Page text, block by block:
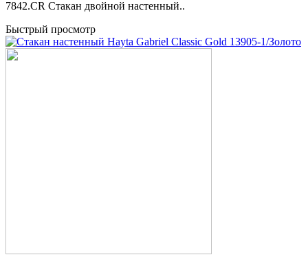
7842.CR Стакан двойной настенный..
Быстрый просмотр